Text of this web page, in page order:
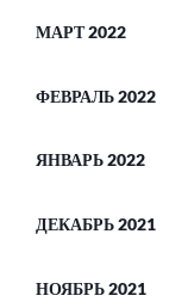
МАРТ 2022
ФЕВРАЛЬ 2022
ЯНВАРЬ 2022
ДЕКАБРЬ 2021
НОЯБРЬ 2021